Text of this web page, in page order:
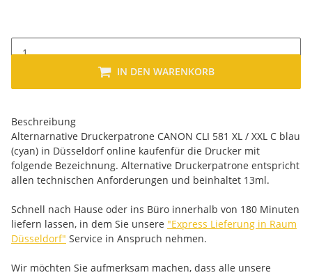
IN DEN WARENKORB
Beschreibung
Alternarnative Druckerpatrone CANON CLI 581 XL / XXL C blau
(cyan) in Düsseldorf online kaufenfür die Drucker mit
folgende Bezeichnung. Alternative Druckerpatrone entspricht
allen technischen Anforderungen und beinhaltet 13ml.
Schnell nach Hause oder ins Büro innerhalb von 180 Minuten
liefern lassen, in dem Sie unsere "Express Lieferung in Raum
Düsseldorf" Service in Anspruch nehmen.
Wir möchten Sie aufmerksam machen, dass alle unsere